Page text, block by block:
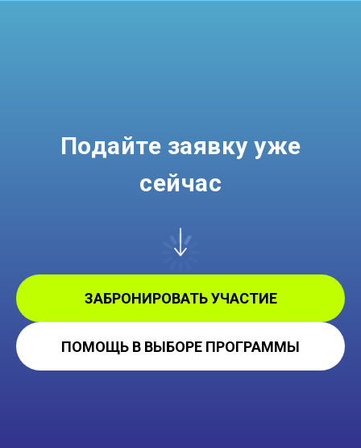
Подайте заявку уже
сейчас
ЗАБРОНИРОВАТЬ УЧАСТИЕ
ПОМОЩЬ В ВЫБОРЕ ПРОГРАММЫ